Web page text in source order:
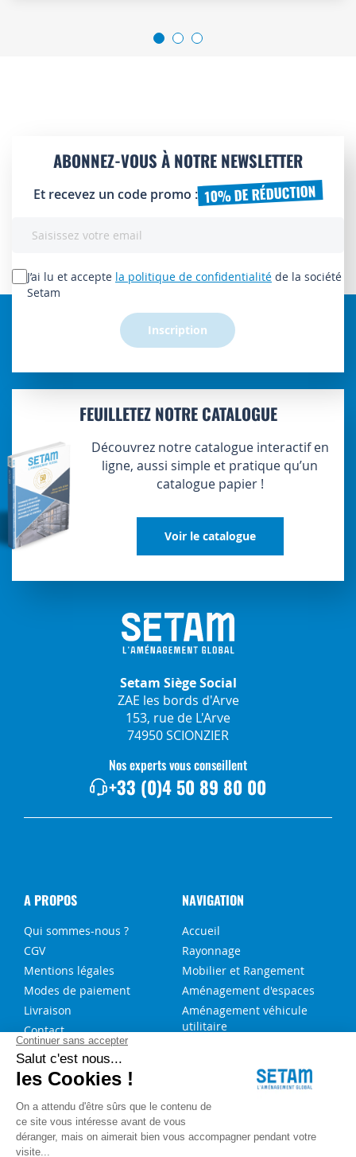
ABONNEZ-VOUS À NOTRE NEWSLETTER
Et recevez un code promo : 10% DE RÉDUCTION
lettre
d’information
J’ai lu et accepte la politique de confidentialité de la société
Setam
Inscription
FEUILLETEZ NOTRE CATALOGUE
Découvrez notre catalogue interactif en
ligne, aussi simple et pratique qu’un
catalogue papier !
Voir le catalogue
Setam Siège Social
ZAE les bords d'Arve
153, rue de L'Arve
74950 SCIONZIER
Nos experts vous conseillent
+33 (0)4 50 89 80 00
A PROPOS
Qui sommes-nous ?
CGV
Mentions légales
Modes de paiement
Livraison
Contact
NAVIGATION
Accueil
Rayonnage
Mobilier et Rangement
Aménagement d'espaces
Aménagement véhicule
utilitaire
NOS SERVICES
FAQ
Blog
Aide au choix rayonnage